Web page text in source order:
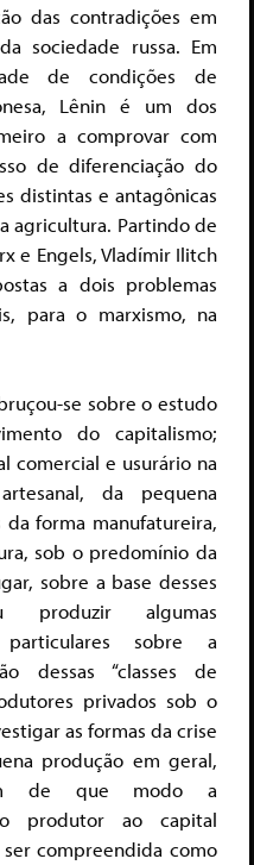
das contradições em
sociedade russa. Em
de condições de
Lênin é um dos
a comprovar com
de diferenciação do
distintas e antagônicas
agricultura. Partindo de
e Engels, Vladímir Ilitch
a dois problemas
para o marxismo, na
se sobre o estudo
do capitalismo;
comercial e usurário na
da pequena
forma manufatureira,
sob o predomínio da
sobre a base desses
produzir algumas
particulares sobre a
dessas “classes de
privados sob o
as formas da crise
produção em geral,
de que modo a
produtor ao capital
compreendida como